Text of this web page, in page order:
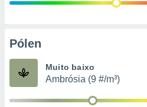
Pólen
Muito baixo
Ambrósia (9 #/m³)